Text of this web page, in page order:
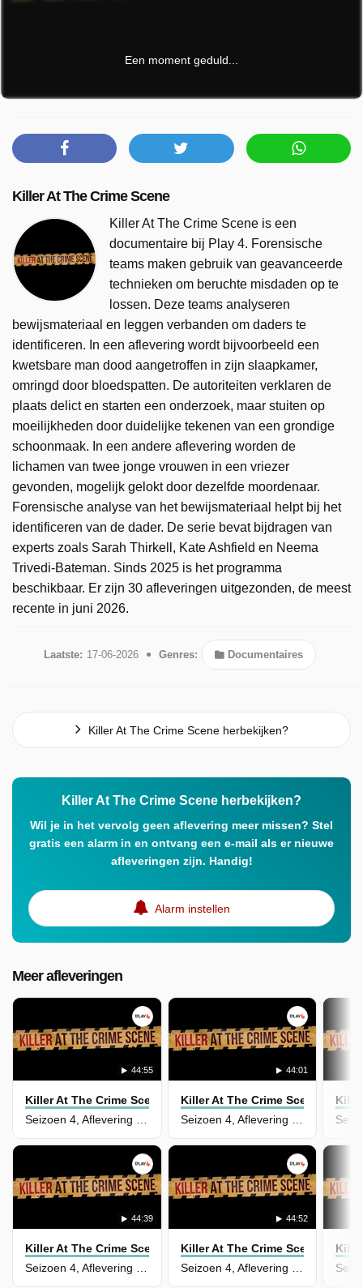
Een moment geduld...
Killer At The Crime Scene
Killer At The Crime Scene is een
documentaire bij Play 4. Forensische
teams maken gebruik van geavanceerde
technieken om beruchte misdaden op te
lossen. Deze teams analyseren
bewijsmateriaal en leggen verbanden om daders te
identificeren. In een aflevering wordt bijvoorbeeld een
kwetsbare man dood aangetroffen in zijn slaapkamer,
omringd door bloedspatten. De autoriteiten verklaren de
plaats delict en starten een onderzoek, maar stuiten op
moeilijkheden door duidelijke tekenen van een grondige
schoonmaak. In een andere aflevering worden de
lichamen van twee jonge vrouwen in een vriezer
gevonden, mogelijk gelokt door dezelfde moordenaar.
Forensische analyse van het bewijsmateriaal helpt bij het
identificeren van de dader. De serie bevat bijdragen van
experts zoals Sarah Thirkell, Kate Ashfield en Neema
Trivedi-Bateman. Sinds 2025 is het programma
beschikbaar. Er zijn 30 afleveringen uitgezonden, de meest
recente in juni 2026.
Laatste: 17-06-2026 Genres: Documentaires
Killer At The Crime Scene herbekijken?
Killer At The Crime Scene herbekijken?
Wil je in het vervolg geen aflevering meer missen? Stel
gratis een alarm in en ontvang een e-mail als er nieuwe
afleveringen zijn. Handig!
Alarm instellen
Meer afleveringen
44:55
Killer At The Crime Scene
Seizoen 4, Aflevering 9 - Autumn Klein
44:01
Killer At The Crime Scene
Seizoen 4, Aflevering 8 - Karla Godoy
44:39
Killer At The Crime Scene
44:52
Killer At The Crime Scene